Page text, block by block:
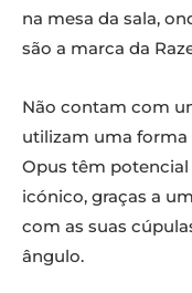
na mesa da sala,
são a marca da
Não contam com
utilizam uma
Opus têm
icónico, graças a
com as suas
ângulo.